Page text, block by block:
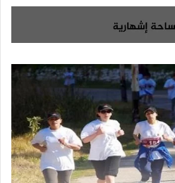
ب
ع
ع
ى
X
س
ل
ب
ي
د
ا
إ
ل
ك
ت